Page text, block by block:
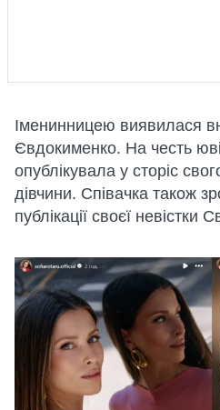
Іменинницею виявилася
Євдокименко. На честь
опублікувала у сторіс
дівчини. Співачка також
публікації своєї невістки